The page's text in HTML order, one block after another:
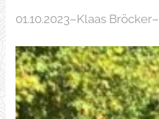
01.10.2023–Klaas Bröcker–